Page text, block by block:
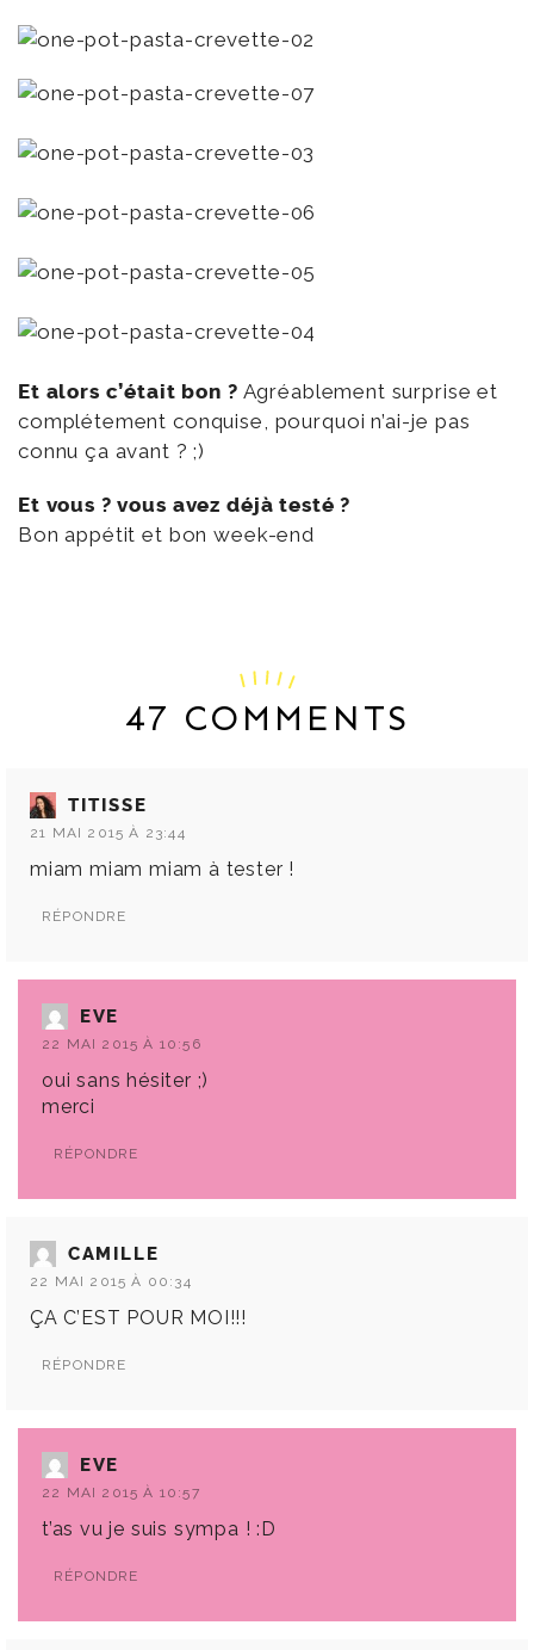
Et alors c’était bon ? Agréablement surprise et
complétement conquise, pourquoi n’ai-je pas
connu ça avant ? ;)
Et vous ? vous avez déjà testé ?
Bon appétit et bon week-end
47 COMMENTS
TITISSE
21 MAI 2015 À 23:44
miam miam miam à tester !
RÉPONDRE
EVE
22 MAI 2015 À 10:56
oui sans hésiter ;)
merci
RÉPONDRE
CAMILLE
22 MAI 2015 À 00:34
ÇA C’EST POUR MOI!!!
RÉPONDRE
EVE
22 MAI 2015 À 10:57
t’as vu je suis sympa ! :D
RÉPONDRE